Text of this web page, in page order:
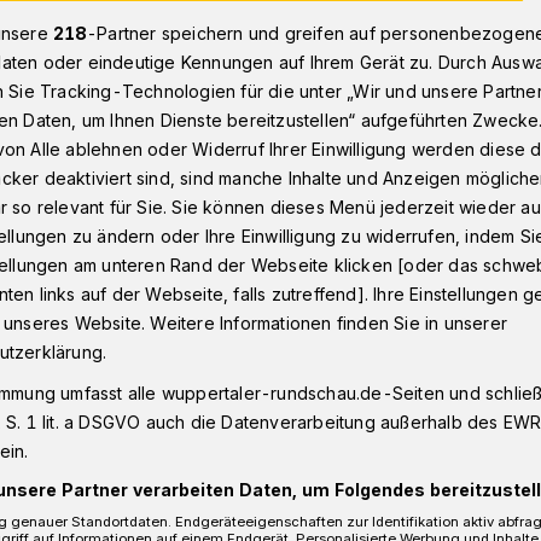
erkrankter Wuppertaler Stefan Mageney redet Klartext
19 erkrankter
redet Klartext
Hochschuldozent und Musiker Stefan
In einem emotionalen Video
und Mitbürger, das Virus sehr ernst
Leugnerinnen und Leugner scharf.
218-Partner speichern und greifen auf
oder eindeutige Kennungen auf Ihrem Gerät zu. Durch
Sie Tracking-Technologien für die unter „Wir und unsere
Daten, um Ihnen Dienste bereitzustellen“ aufgeführten
Alle ablehnen oder Widerruf Ihrer Einwilligung werden diese
deaktiviert sind, sind manche Inhalte und Anzeigen
so relevant für Sie. Sie können dieses Menü jederzeit wieder
zu ändern oder Ihre Einwilligung zu widerrufen, indem
am unteren Rand der Webseite klicken [oder das
links auf der Webseite, falls zutreffend]. Ihre Einstellungen
Website. Weitere Informationen finden Sie in unserer
umfasst alle wuppertaler-rundschau.de-Seiten und
1 lit. a DSGVO auch die Datenverarbeitung außerhalb des
Partner verarbeiten Daten, um Folgendes
genauer Standortdaten. Endgeräteeigenschaften zur Identifikation aktiv